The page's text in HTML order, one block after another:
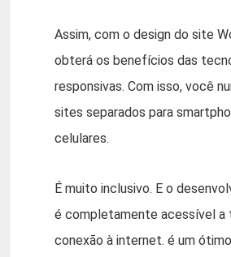
Assim, com o design do site
obterá os benefícios das
responsivas. Com isso, você
sites separados para
celulares.
É muito inclusivo. E o
é completamente acessível a
conexão à internet. é um